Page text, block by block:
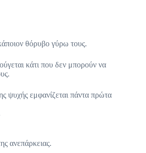
θόρυβο γύρω τους.
κάτι που δεν μπορούν να
ψυχής εμφανίζεται πάντα πρώτα
ανεπάρκειας.